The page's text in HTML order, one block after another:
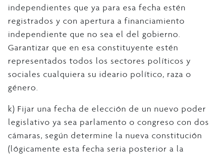
independientes que ya para esa fecha estén
registrados y con apertura a financiamiento
independiente que no sea el del gobierno.
Garantizar que en esa constituyente estén
representados todos los sectores políticos y
sociales cualquiera su ideario político, raza o
género.
k) Fijar una fecha de elección de un nuevo poder
legislativo ya sea parlamento o congreso con dos
cámaras, según determine la nueva constitución
(lógicamente esta fecha seria posterior a la